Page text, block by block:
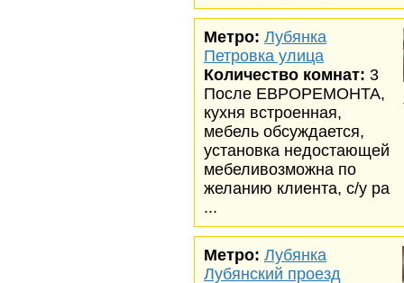
Метро: Лубянка
Петровка улица
Количество комнат: 3
После ЕВРОРЕМОНТА,
кухня встроенная,
мебель обсуждается,
установка недостающей
мебеливозможна по
желанию клиента, с/у ра
...
Метро: Лубянка
Лубянский проезд